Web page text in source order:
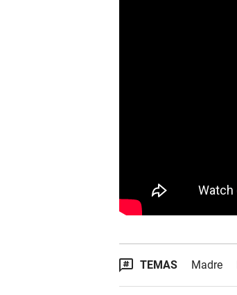
TEMAS Madre